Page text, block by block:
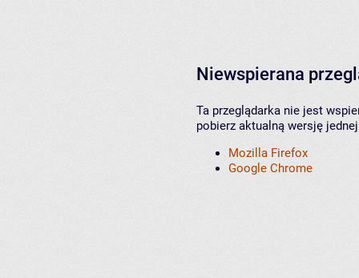
Niewspierana
Ta przeglądarka nie jest
pobierz aktualną wersję
Mozilla Firefox
Google Chrome